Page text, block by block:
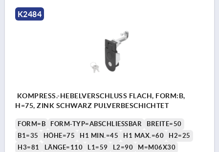
K2484
KOMPRESS.-HEBELVERSCHLUSS FLACH, FORM:B,
H=75, ZINK SCHWARZ PULVERBESCHICHTET
FORM=B FORM-TYP=ABSCHLIESSBAR
BREITE=50
B1=35
HÖHE=75 H1 MIN.=45 H1 MAX.=60
H2=25
H3=81
LÄNGE=110 L1=59 L2=90 M=M06X30